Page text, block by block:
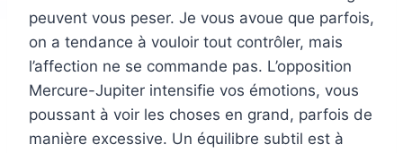
peuvent vous peser. Je vous avoue que parfois,
on a tendance à vouloir tout contrôler, mais
l’affection ne se commande pas. L’opposition
Mercure-Jupiter intensifie vos émotions, vous
poussant à voir les choses en grand, parfois de
manière excessive. Un équilibre subtil est à